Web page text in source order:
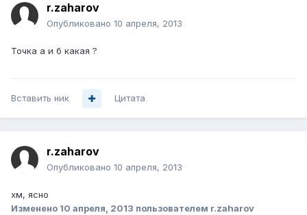
r.zaharov
Опубликовано 10 апреля, 2013
Точка а и б какая ?
Вставить ник Цитата
r.zaharov
Опубликовано 10 апреля, 2013
хм, ясно
Изменено 10 апреля, 2013 пользователем r.zaharov